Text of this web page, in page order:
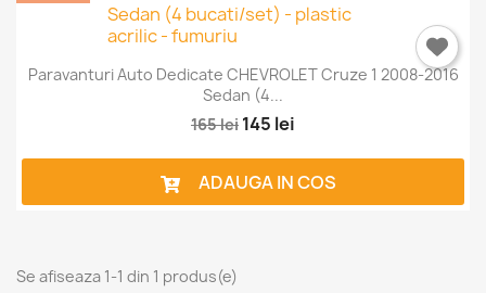
Paravanturi Auto Dedicate CHEVROLET Cruze 1 2008-2016
Sedan (4...
165 lei 145 lei
ADAUGA IN COS
Se afiseaza 1-1 din 1 produs(e)
Trebuie sa fi logat in contul de client pentru a salva
produse in Lista de Favorite.